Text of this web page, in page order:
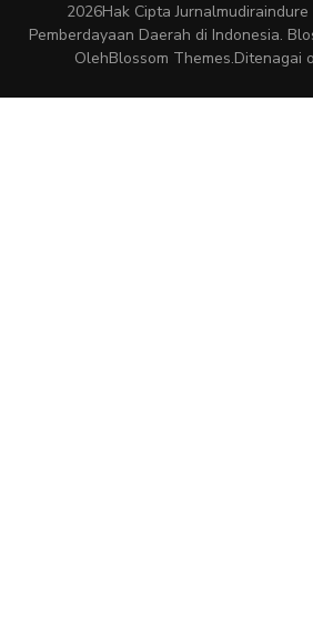
2026Hak Cipta
Pemberdayaan Daerah di Indonesia.
OlehBlossom Themes.Ditenagai